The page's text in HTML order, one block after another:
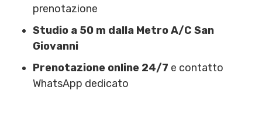
prenotazione
Studio a 50 m dalla Metro A/C San
Giovanni
Prenotazione online 24/7 e contatto
WhatsApp dedicato